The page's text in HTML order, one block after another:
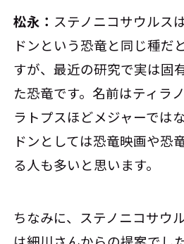
松永： ステノニコサウルス
ドンという恐竜と同じ種だ
すが、最近の研究で実は固
た恐竜です。名前はティラ
ラトプスほどメジャーでは
ドンとしては恐竜映画や恐
る人も多いと思います。
ちなみに、ステノニコサウ